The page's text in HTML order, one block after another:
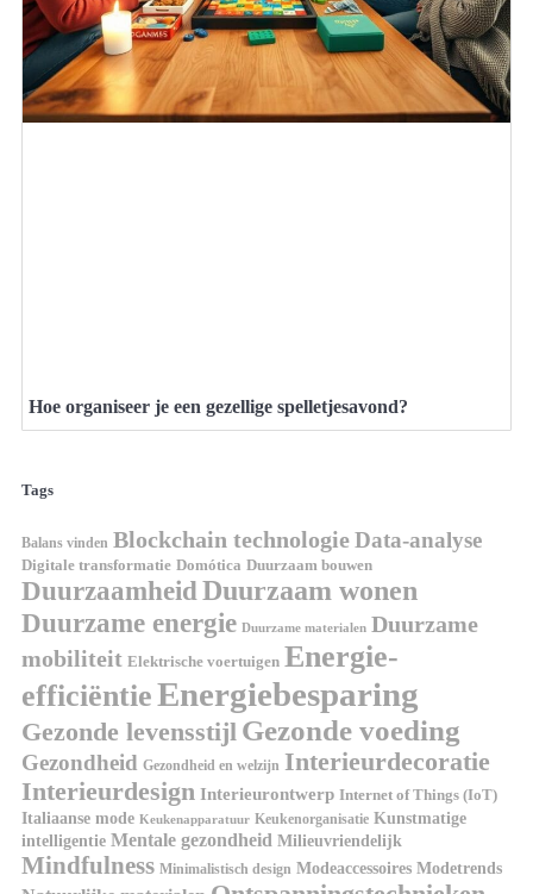
Hoe organiseer je een gezellige spelletjesavond?
Tags
Balans vinden Blockchain technologieData-analyse
Digitale transformatie Domótica Duurzaam bouwen
DuurzaamheidDuurzaam wonen
Duurzame energie Duurzame materialen Duurzame
mobiliteit Elektrische voertuigen Energie-
efficiëntieEnergiebesparing
Gezonde levensstijl Gezonde voeding
Gezondheid Gezondheid en welzijn Interieurdecoratie
Interieurdesign Interieurontwerp Internet of Things (IoT)
Italiaanse mode Keukenapparatuur Keukenorganisatie Kunstmatige
intelligentie Mentale gezondheid Milieuvriendelijk
Mindfulness Minimalistisch design Modeaccessoires Modetrends